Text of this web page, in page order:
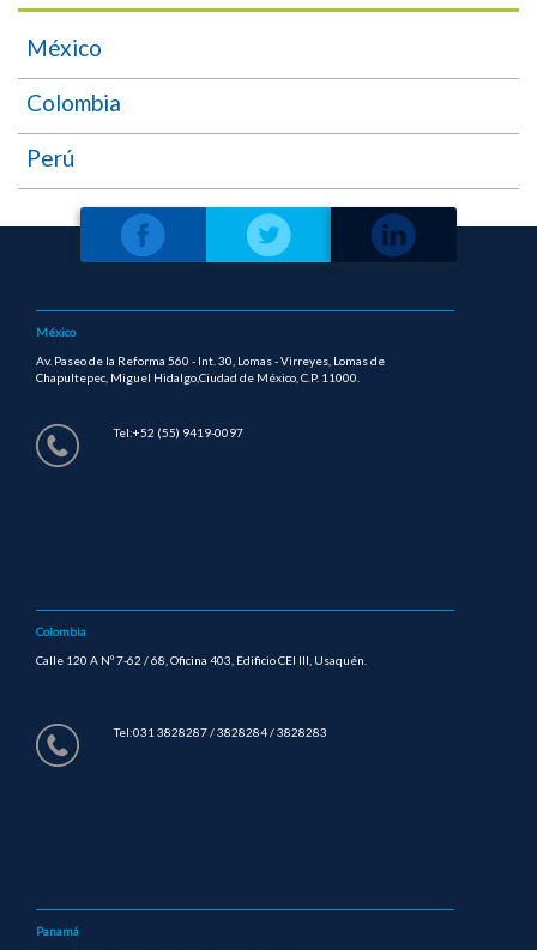
México
Colombia
Perú
México
Av. Paseo de la Reforma 560 - Int. 30, Lomas - Virreyes, Lomas de
Chapultepec, Miguel Hidalgo,Ciudad de México, C.P. 11000.
Tel:+52 (55) 9419-0097
Colombia
Calle 120 A Nº 7-62 / 68, Oficina 403, Edificio CEI III, Usaquén.
Tel:031 3828287 / 3828284 / 3828283
Panamá